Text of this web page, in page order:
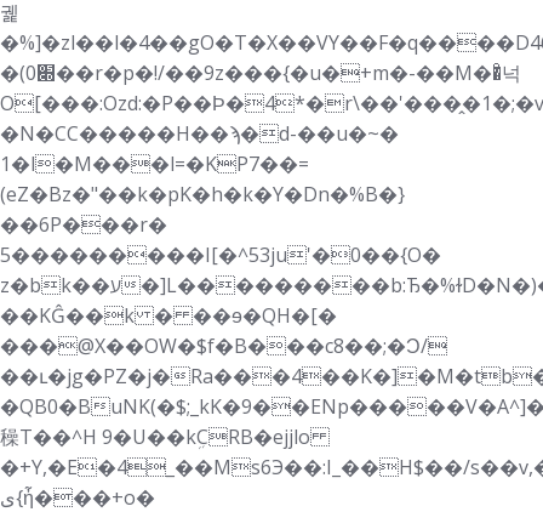
궱
�(0׍��r�p�!/��9z���{�u�+m�-��M��ͦ넉
O[���:Ozd:�P��Ϸ�4*�r\��'���̭�1�;�
�N�CC�����H��ϡ�d-��u�~�
1�l�M���l=�KP7��=
(eZ�Bz�"��k�pK�h�k�Y�Dn�%B�}
��6P���r�
5���������I[�^53ju'�0��{O�
z�bk��ע�]L���������b:Ђ�%ɫD�N�)��1٬e�"�Y28@.
��KĜ��k � ��ɘ�QH�[�
���@X��OW�$f�B���c8��;�Ͻ/
��ւ�jg�PZ�j�
�QB0�B
䆆T��^H 9�U��kܹCRB�ejjlo
�+Y,�E�4_��Ms6Э��:I_��H$��/
ی{ἦ���+o�